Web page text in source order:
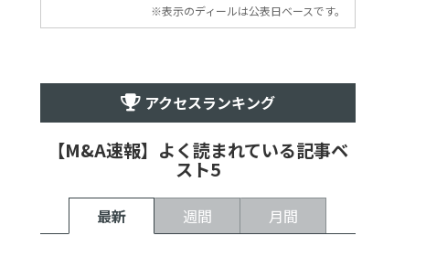
※表示のディールは公表日ベースです。
アクセスランキング
【M&A速報】よく読まれている記事ベ
スト5
最新 週間 月間